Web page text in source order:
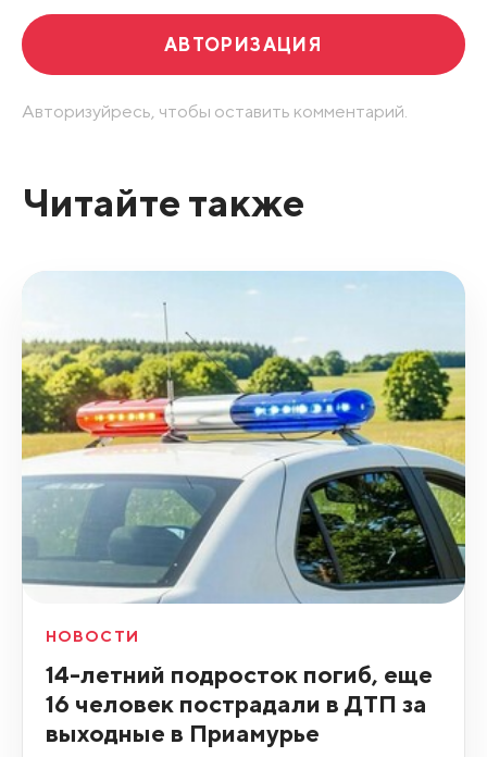
АВТОРИЗАЦИЯ
Авторизуйресь, чтобы оставить комментарий.
Читайте также
НОВОСТИ
14-летний подросток погиб, еще
16 человек пострадали в ДТП за
выходные в Приамурье